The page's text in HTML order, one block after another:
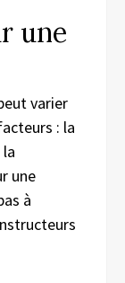
une
varier
: la
une
à